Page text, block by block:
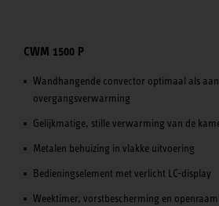
CWM 1500 P
Wandhangende convector optimaal als
overgangsverwarming
Gelijkmatige, stille verwarming van de
Metalen behuizing in vlakke uitvoering
Bedieningselement met verlicht LC-display
Weektimer, vorstbescherming en